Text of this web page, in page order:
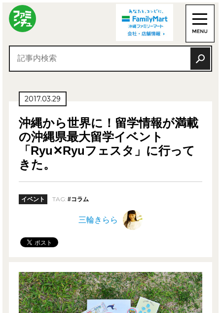
2017.03.29
沖縄から世界に！留学情報が満載
の沖縄県最大留学イベント
「Ryu✕Ryuフェスタ」に行って
きた。
イベント TAG: #コラム
三輪きらら